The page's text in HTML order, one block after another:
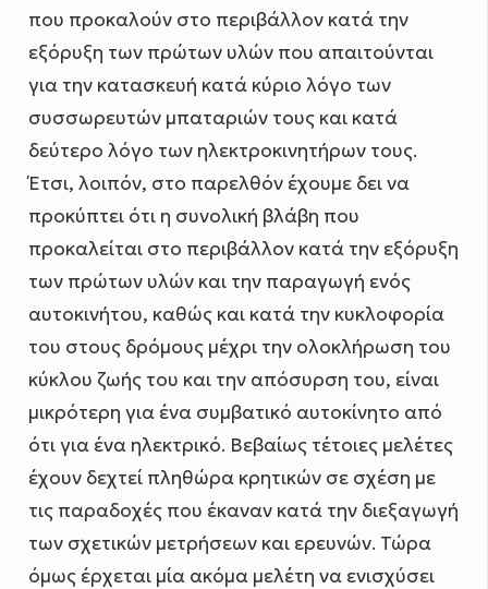
που προκαλούν στο περιβάλλον κατά την
εξόρυξη των πρώτων υλών που απαιτούνται
για την κατασκευή κατά κύριο λόγο των
συσσωρευτών μπαταριών τους και κατά
δεύτερο λόγο των ηλεκτροκινητήρων τους.
Έτσι, λοιπόν, στο παρελθόν έχουμε δει να
προκύπτει ότι η συνολική βλάβη που
προκαλείται στο περιβάλλον κατά την εξόρυξη
των πρώτων υλών και την παραγωγή ενός
αυτοκινήτου, καθώς και κατά την κυκλοφορία
του στους δρόμους μέχρι την ολοκλήρωση του
κύκλου ζωής του και την απόσυρση του, είναι
μικρότερη για ένα συμβατικό αυτοκίνητο από
ότι για ένα ηλεκτρικό. Βεβαίως τέτοιες μελέτες
έχουν δεχτεί πληθώρα κρητικών σε σχέση με
τις παραδοχές που έκαναν κατά την διεξαγωγή
των σχετικών μετρήσεων και ερευνών. Τώρα
όμως έρχεται μία ακόμα μελέτη να ενισχύσει